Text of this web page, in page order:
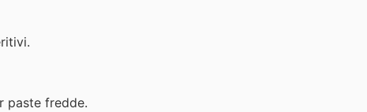
paste fredde.